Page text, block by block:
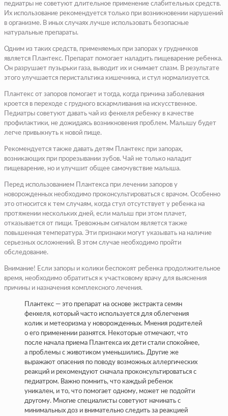
педиатры не советуют длительное применение слабительных средств.
Их использование рекомендуется только при возникновении нарушений
в организме. В иных случаях лучше использовать безопасные
натуральные препараты.
Одним из таких средств, применяемых при запорах у грудничков
является Плантекс. Препарат помогает наладить пищеварение ребенка.
Он разрушает пузырьки газа, выводит их и снимает спазм. В результате
этого улучшается перистальтика кишечника, и стул нормализуется.
Плантекс от запоров помогает и тогда, когда причина заболевания
кроется в переходе с грудного вскармливания на искусственное.
Педиатры советуют давать чай из фенхеля ребенку в качестве
профилактики, не дожидаясь возникновения проблем. Малышу будет
легче привыкнуть к новой пище.
Рекомендуется также давать детям Плантекс при запорах,
возникающих при прорезывании зубов. Чай не только наладит
пищеварение, но и улучшит общее самочувствие малыша.
Перед использованием Плантекса при лечении запоров у
новорожденных необходимо проконсультироваться с врачом. Особенно
это относится к тем случаям, когда стул отсутствует у ребенка на
протяжении нескольких дней, если малыш при этом плачет,
отказывается от пищи. Тревожным сигналом является также
повышенная температура. Эти признаки могут указывать на наличие
серьезных осложнений. В этом случае необходимо пройти
обследование.
Внимание! Если запоры и колики беспокоят ребенка продолжительное
время, необходимо обратиться к участковому врачу для выяснения
причины и назначения комплексного лечения.
Плантекс — это препарат на основе экстракта семян
фенхеля, который часто используется для облегчения
колик и метеоризма у новорожденных. Мнения родителей
о его применении разнятся. Некоторые отмечают, что
после начала приема Плантекса их дети стали спокойнее,
а проблемы с животиком уменьшились. Другие же
выражают опасения по поводу возможных аллергических
реакций и рекомендуют сначала проконсультироваться с
педиатром. Важно помнить, что каждый ребенок
уникален, и то, что помогает одному, может не подойти
другому. Многие специалисты советуют начинать с
минимальных доз и внимательно следить за реакцией